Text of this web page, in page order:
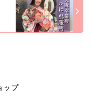
ップ